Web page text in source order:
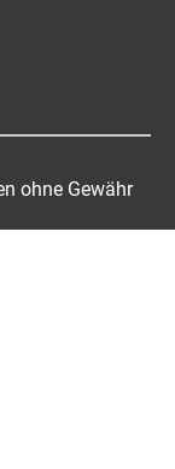
ohne Gewähr